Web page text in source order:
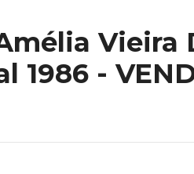
Vieira
1986 -